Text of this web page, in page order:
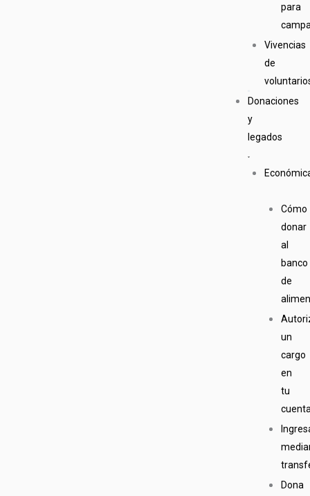
para
Vivencias
de
Donaciones
y
legados
Cómo
donar
al
banco
de
un
cargo
en
tu
Dona